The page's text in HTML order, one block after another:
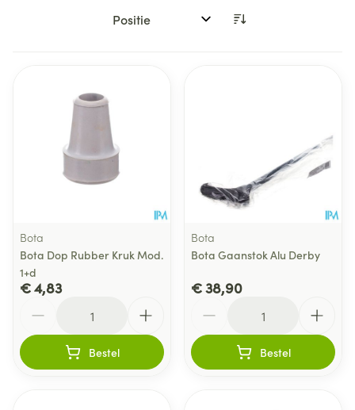
Sorteer op:
Bota
Bota Dop Rubber Kruk Mod.
1+d
€ 4,83
Bestel
Bota
Bota Gaanstok Alu Derby
€ 38,90
Bestel